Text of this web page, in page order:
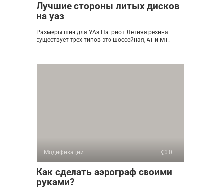
Лучшие стороны литых дисков
на уаз
Размеры шин для УАз Патриот Летняя резина
существует трех типов-это шоссейная, АТ и МТ.
Модификации 0
Как сделать аэрограф своими
руками?